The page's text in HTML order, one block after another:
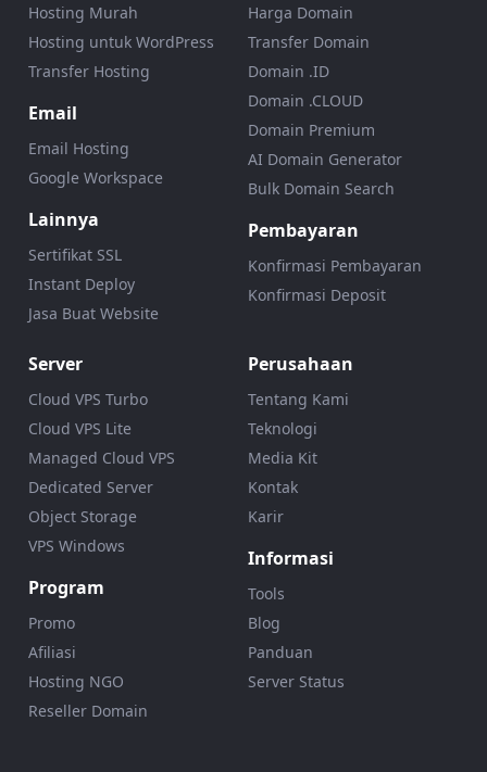
Hosting Murah
Hosting untuk WordPress
Transfer Hosting
Email
Email Hosting
Google Workspace
Lainnya
Sertifikat SSL
Instant Deploy
Jasa Buat Website
Harga Domain
Transfer Domain
Domain .ID
Domain .CLOUD
Domain Premium
AI Domain Generator
Bulk Domain Search
Pembayaran
Konfirmasi Pembayaran
Konfirmasi Deposit
Server
Cloud VPS Turbo
Cloud VPS Lite
Managed Cloud VPS
Dedicated Server
Object Storage
VPS Windows
Program
Promo
Afiliasi
Hosting NGO
Reseller Domain
Perusahaan
Tentang Kami
Teknologi
Media Kit
Kontak
Karir
Informasi
Tools
Blog
Panduan
Server Status